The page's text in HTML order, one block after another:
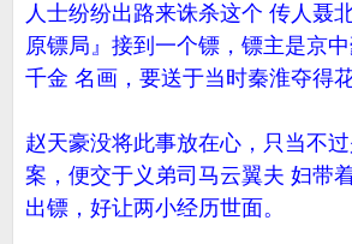
人士纷纷出路来诛杀这个 传人聂
原镖局』接到一个镖，镖主是京
千金 名画，要送于当时秦淮夺得
赵天豪没将此事放在心，只当不
案，便交于义弟司马云翼夫 妇带
出镖，好让两小经历世面。